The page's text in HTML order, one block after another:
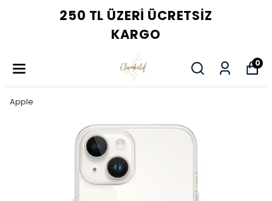
250 TL ÜZERI ÜCRETSIZ
KARGO
0
Apple